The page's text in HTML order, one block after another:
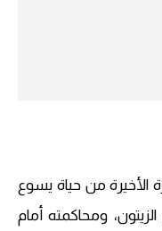
الأخيرة من حياة يسوع
ومحاكمته أمام